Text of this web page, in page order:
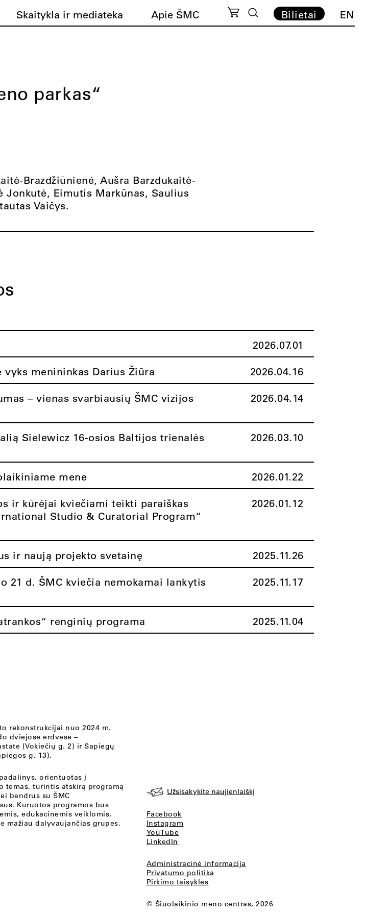
Skaitykla ir mediateka Apie ŠMC Bilietai EN
parkas“
Brazdžiūnienė, Aušra Barzdukaitė-
Jonkutė, Eimutis Markūnas, Saulius
Vaičys.
2026.07.01
menininkas Darius Žiūra 2026.04.16
– vienas svarbiausių ŠMC vizijos
2026.04.14
Sielewicz 16-osios Baltijos trienalės
2026.03.10
mene 2026.01.22
ir kūrėjai kviečiami teikti paraiškas
Studio & Curatorial Program“
2026.01.12
ir naują projekto svetainę 2025.11.26
21 d. ŠMC kviečia nemokamai lankytis
2025.11.17
renginių programa 2025.11.04
rekonstrukcijai nuo 2024 m.
dviejose erdvėse –
(Vokiečių g. 2) ir Sapiegų
g. 13).
orientuotas į
temas, turintis atskirą programą
bendrus su ŠMC
Kuruotos programos bus
edukacinėmis veiklomis,
mažiau dalyvaujančias grupes.
Užsisakykite naujienlaiškį
Facebook
Instagram
YouTube
LinkedIn
Administracinė informacija
Privatumo politika
Pirkimo taisyklės
© Šiuolaikinio meno centras, 2026